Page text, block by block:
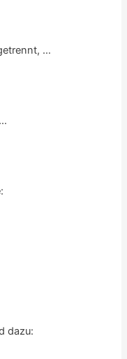
…
dazu: